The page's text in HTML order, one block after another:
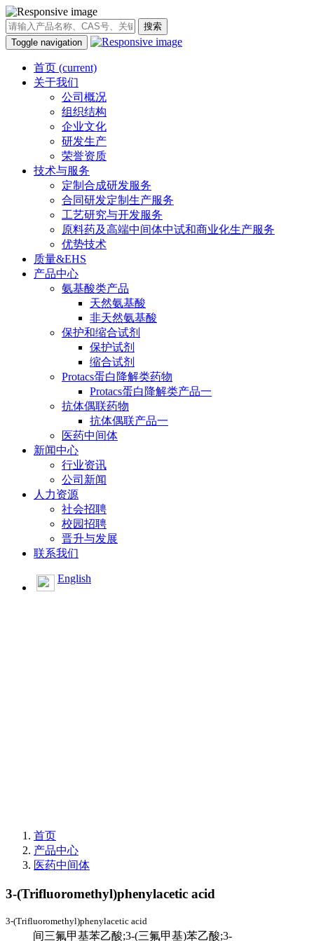
搜索
Toggle navigation
首页 (current)
关于我们
公司概况
组织结构
企业文化
研发生产
荣誉资质
技术与服务
定制合成研发服务
合同研发定制生产服务
工艺研究与开发服务
原料药及高端中间体中试和商业化生产服务
优势技术
质量&EHS
产品中心
氨基酸类产品
天然氨基酸
非天然氨基酸
保护和缩合试剂
保护试剂
缩合试剂
Protacs蛋白降解类药物
Protacs蛋白降解类产品一
抗体偶联药物
抗体偶联产品一
医药中间体
新闻中心
行业资讯
公司新闻
人力资源
社会招聘
校园招聘
晋升与发展
联系我们
English
首页
产品中心
医药中间体
3-(Trifluoromethyl)phenylacetic acid
3-(Trifluoromethyl)phenylacetic acid
间三氟甲基苯乙酸;3-(三氟甲基)苯乙酸;3-